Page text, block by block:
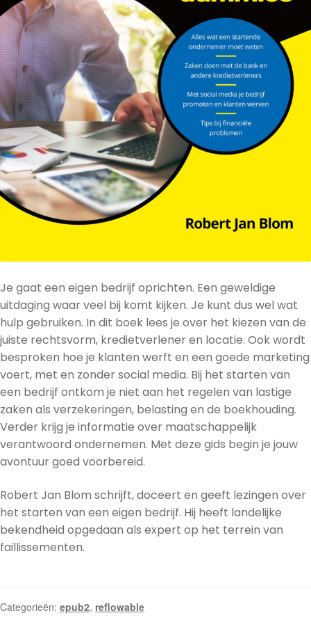
Je gaat een eigen bedrijf oprichten. Een geweldige
uitdaging waar veel bij komt kijken. Je kunt dus wel wat
hulp gebruiken. In dit boek lees je over het kiezen van de
juiste rechtsvorm, kredietverlener en locatie. Ook wordt
besproken hoe je klanten werft en een goede marketing
voert, met en zonder social media. Bij het starten van
een bedrijf ontkom je niet aan het regelen van lastige
zaken als verzekeringen, belasting en de boekhouding.
Verder krijg je informatie over maatschappelijk
verantwoord ondernemen. Met deze gids begin je jouw
avontuur goed voorbereid.
Robert Jan Blom schrijft, doceert en geeft lezingen over
het starten van een eigen bedrijf. Hij heeft landelijke
bekendheid opgedaan als expert op het terrein van
faillissementen.
Categorieën: epub2, reflowable